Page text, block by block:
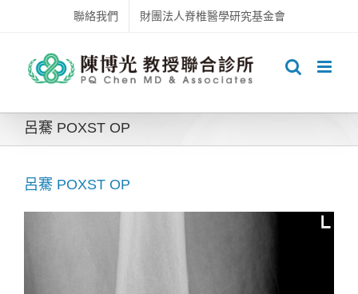
content
聯絡我們 財團法人脊椎醫學研究基金會
呂騫 POXST OP
呂騫 POXST OP